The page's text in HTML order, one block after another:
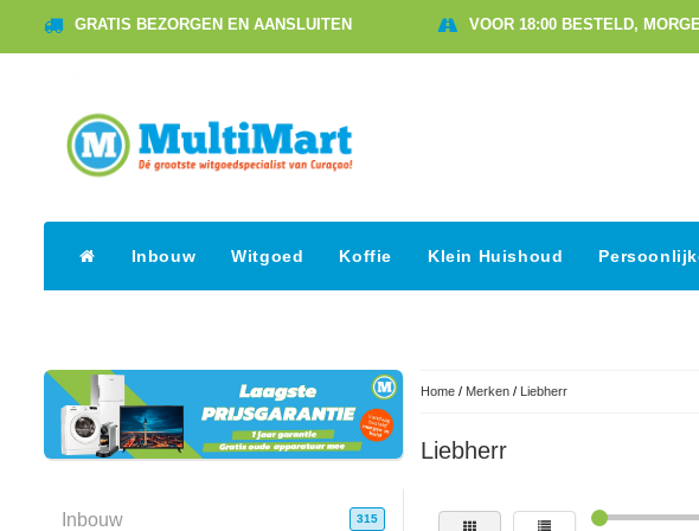
GRATIS BEZORGEN EN AANSLUITEN VOOR 18:00 BESTELD,
Inbouw Witgoed Koffie Klein Huishoud
Inbouw 315
Home/ Merken/ Liebherr
Liebherr